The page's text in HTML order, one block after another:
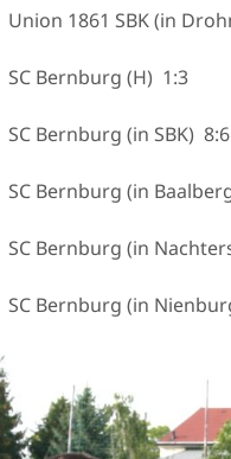
Union 1861 SBK (in
SC Bernburg (H) 1:3
SC Bernburg (in SBK)
SC Bernburg (in
SC Bernburg (in
SC Bernburg (in